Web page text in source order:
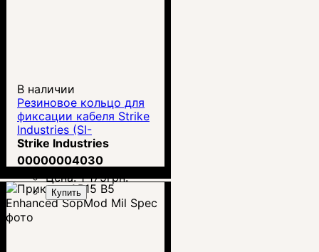
В наличии
Резиновое кольцо для
фиксации кабеля Strike
Industries (SI-
BANGBAND)
Strike Industries
00000004030
Цена:1 175грн.
Купить